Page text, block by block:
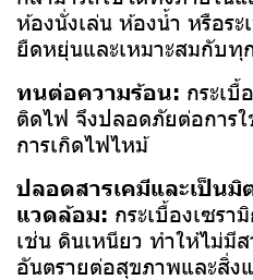
ห้องนั่งเล่น ห้องน้ำ หรือร
ยืดหยุ่นและเหมาะสมกับ
ทนต่อความร้อน: กระเบื้
ติดไฟ จึงปลอดภัยต่อการ
การเกิดไฟไหม้
ปลอดสารเคมีและเป็นมิ
แวดล้อม: กระเบื้องเซร
เช่น ดินเหนียว ทำให้ไม่มี
อันตรายต่อสุขภาพและสิ่ง